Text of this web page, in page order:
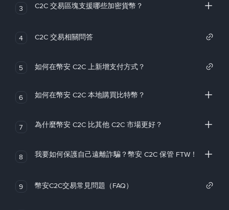
3 C2C 交易區塊支援哪些加密貨幣？
4 C2C 交易相關問答
5 如何在幣安 C2C 上新增支付方式？
6 如何在幣安 C2C 本地購買比特幣？
7 為什麼幣安 C2C 比其他 C2C 市場更好？
8 我要如何保護自己遠離詐騙？幣安 C2C 保管 FTW！
9 幣安C2C交易常見問題（FAQ）